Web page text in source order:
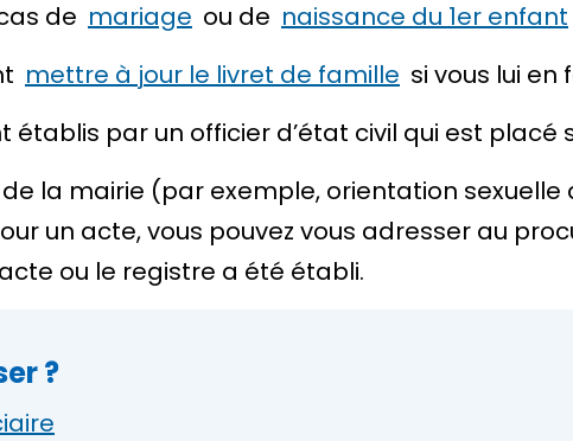
de mariage ou de naissance du 1er enfant
mettre à jour le livret de famille si vous lui
établis par un officier d’état civil qui est placé
la mairie (par exemple, orientation
un acte, vous pouvez vous adresser au
ou le registre a été établi.
?